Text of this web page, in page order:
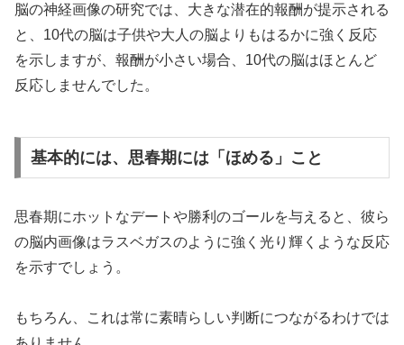
脳の神経画像の研究では、大きな潜在的報酬が提示される
と、10代の脳は子供や大人の脳よりもはるかに強く反応
を示しますが、報酬が小さい場合、10代の脳はほとんど
反応しませんでした。
基本的には、思春期には「ほめる」こと
思春期にホットなデートや勝利のゴールを与えると、彼ら
の脳内画像はラスベガスのように強く光り輝くような反応
を示すでしょう。
もちろん、これは常に素晴らしい判断につながるわけでは